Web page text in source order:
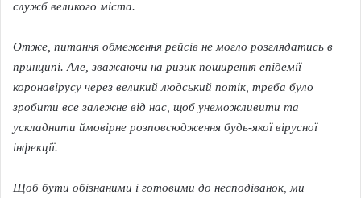
служб великого міста.
Отже, питання обмеження рейсів не могло розглядатись в
принципі. Але, зважаючи на ризик поширення епідемії
коронавірусу через великий людський потік, треба було
зробити все залежне від нас, щоб унеможливити та
ускладнити ймовірне розповсюдження будь-якої вірусної
інфекції.
Щоб бути обізнаними і готовими до несподіванок, ми